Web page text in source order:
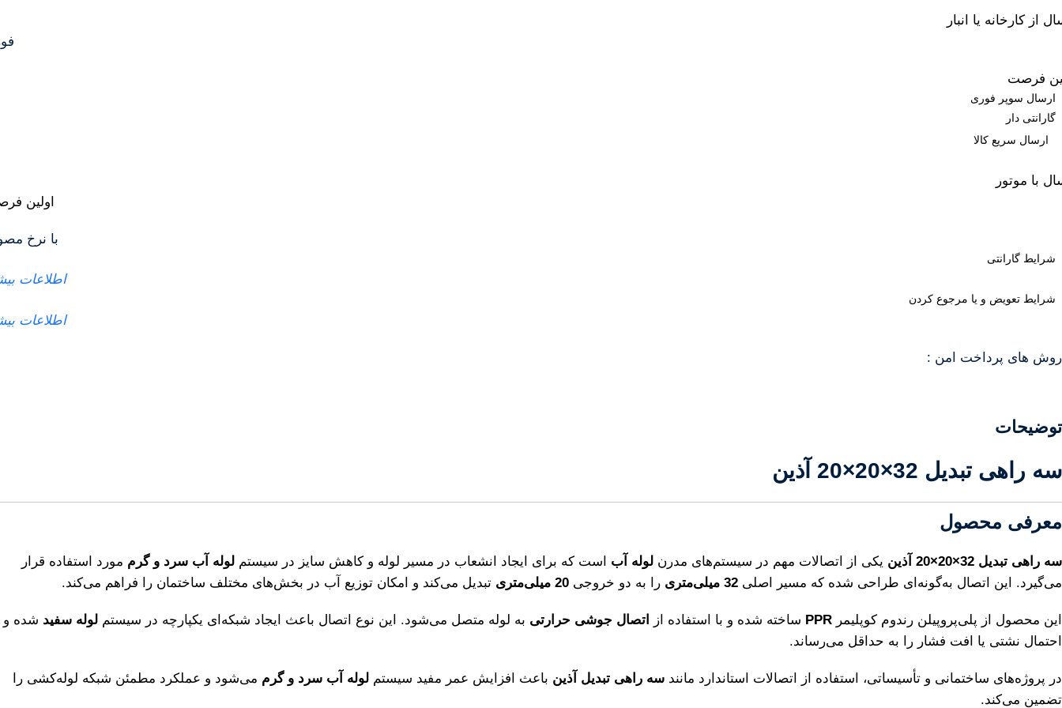
از کارخانه یا انبار
فرصت
ارسال سوپر فوری
گارانتی دار
ارسال سریع کالا
با موتور
اولین
با نرخ
شرایط گارانتی
اطلاعات
شرایط تعویض و یا مرجوع کردن
اطلاعات
روش های پرداخت امن :
توضیحات
سه راهی تبدیل 32×20×20 آذین
معرفی محصول
سه راهی تبدیل 32×20×20 آذین یکی از اتصالات مهم در سیستم‌های مدرن لوله آب است که برای ایجاد انشعاب در مسیر لوله و کاهش سایز در سیستم لوله آب سرد و گرم مورد استفاده قرار
می‌گیرد. این اتصال به‌گونه‌ای طراحی شده که مسیر اصلی 32 میلی‌متری را به دو خروجی 20 میلی‌متری تبدیل می‌کند و امکان توزیع آب در بخش‌های مختلف ساختمان را فراهم می‌کند.
این محصول از پلی‌پروپیلن رندوم کوپلیمر PPR ساخته شده و با استفاده از اتصال جوشی حرارتی به لوله متصل می‌شود. این نوع اتصال باعث ایجاد شبکه‌ای یکپارچه در سیستم لوله سفید شده و
احتمال نشتی یا افت فشار را به حداقل می‌رساند.
در پروژه‌های ساختمانی و تأسیساتی، استفاده از اتصالات استاندارد مانند سه راهی تبدیل آذین باعث افزایش عمر مفید سیستم لوله آب سرد و گرم می‌شود و عملکرد مطمئن شبکه لوله‌کشی را
تضمین می‌کند.